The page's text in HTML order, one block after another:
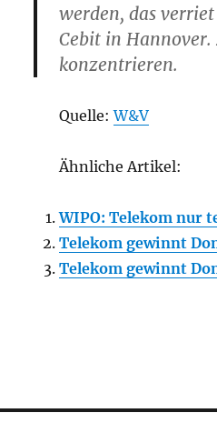
werden, das
Cebit in
konzentrieren.
Quelle:W&V
Ähnliche Artikel:
WIPO: Telekom nur
Telekom gewinnt
Telekom gewinnt